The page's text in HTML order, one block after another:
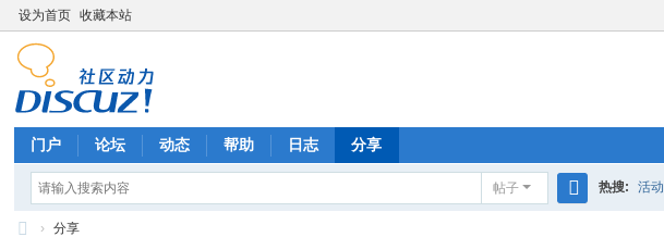
设为首页 收藏本站
门户 论坛 动态 帮助 日志 分享
帖子 热搜: 活动
› 分享